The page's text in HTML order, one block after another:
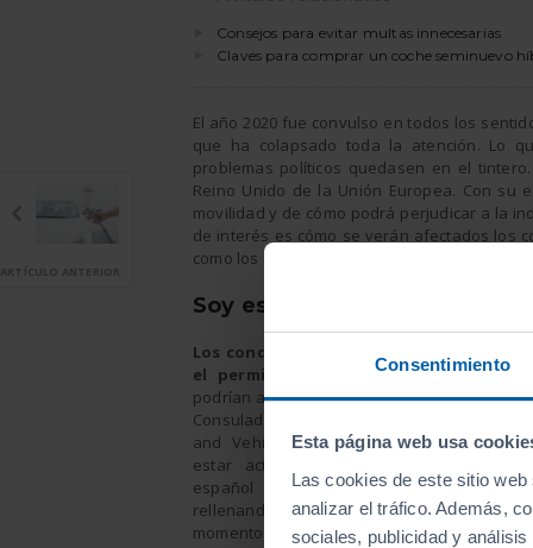
Consentimiento
Esta página web usa
Las cookies de este sitio
analizar el tráfico. Además,
sociales, publicidad y
Consejos para evitar multas innecesarias
Claves para comprar un coche seminuevo
El año 2020 fue convulso en todos los
que ha colapsado toda la atención. Lo
problemas políticos quedasen en el
Reino Unido de la Unión Europea. Con su
movilidad y de cómo podrá perjudicar a la
de interés es cómo se verán afectados los
como los ingleses que viven en España. En
Soy español, ¿puedo seguir
Los conductores podrán seguir
el permiso español de forma
podrían anunciarse cambios en los próximos
Consulado español recomienda visitar la
and Vehicle Licensing Agency) con
estar actualizado de los cambios. Si el
español no fuese válido se podría
rellenando un simple cuestionario on-
momento lo que si se sabes es que: